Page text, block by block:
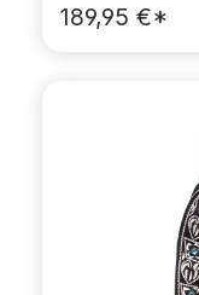
189,95 €*